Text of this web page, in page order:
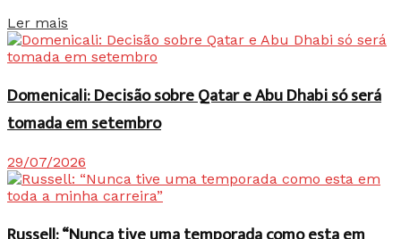
Ler mais
Domenicali: Decisão sobre Qatar e Abu Dhabi só será
tomada em setembro
29/07/2026